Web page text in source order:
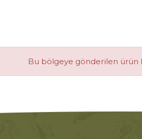
Bu bölgeye gönderilen ürün